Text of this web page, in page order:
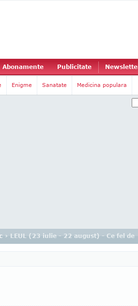
Abonamente Publicitate
Enigme Sanatate Medicina populara
› LEUL (23 iulie - 22 august) - Ce fel